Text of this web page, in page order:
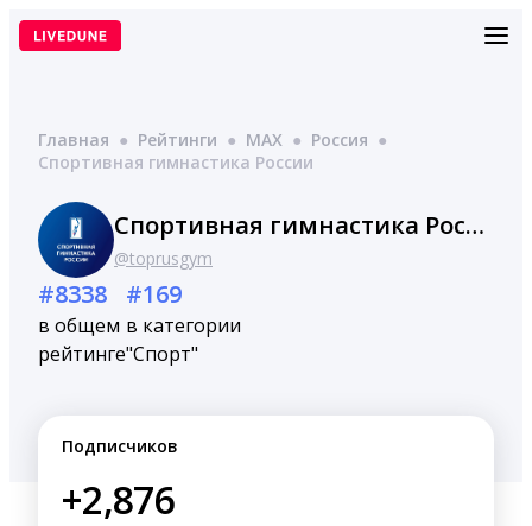
Перейти
Главная ● Рейтинги ● MAX ● Россия ●
Спортивная гимнастика России
Спортивная гимнастика России
@toprusgym
#8338
в общем
рейтинге
#169
в категории
"Спорт"
Подписчиков
+2,876